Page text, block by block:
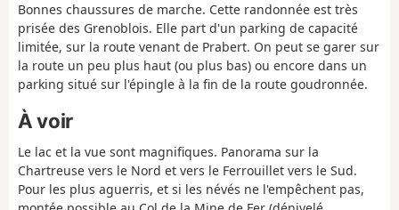
Bonnes chaussures de marche. Cette randonnée est très
prisée des Grenoblois. Elle part d'un parking de capacité
limitée, sur la route venant de Prabert. On peut se garer sur
la route un peu plus haut (ou plus bas) ou encore dans un
parking situé sur l'épingle à la fin de la route goudronnée.
À voir
Le lac et la vue sont magnifiques. Panorama sur la
Chartreuse vers le Nord et vers le Ferrouillet vers le Sud.
Pour les plus aguerris, et si les névés ne l'empêchent pas,